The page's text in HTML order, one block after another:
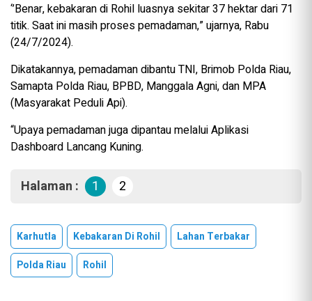
‘’Benar, kebakaran di Rohil luasnya sekitar 37 hektar dari 71
titik. Saat ini masih proses pemadaman,” ujarnya, Rabu
(24/7/2024).
Dikatakannya, pemadaman dibantu TNI, Brimob Polda Riau,
Samapta Polda Riau, BPBD, Manggala Agni, dan MPA
(Masyarakat Peduli Api).
“Upaya pemadaman juga dipantau melalui Aplikasi
Dashboard Lancang Kuning.
Halaman : 1 2
Karhutla Kebakaran Di Rohil
Lahan Terbakar
Polda Riau
Rohil